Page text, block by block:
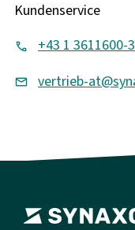
Kundenservice
+43 1 3611600-3
vertrieb-